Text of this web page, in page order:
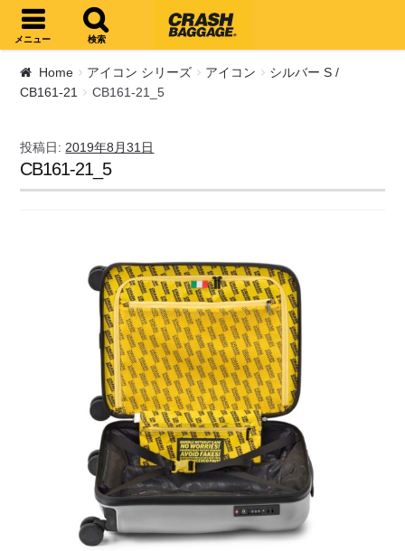
ナビゲーションへスキップ
コンテンツへスキップ
メニュー 検索
Home アイコン シリーズ アイコン
シルバー S /
CB161-21
CB161-21_5
投稿日: 2019年8月31日
CB161-21_5